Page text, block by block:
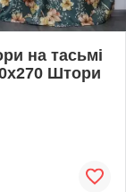
на тасьмі
Штори